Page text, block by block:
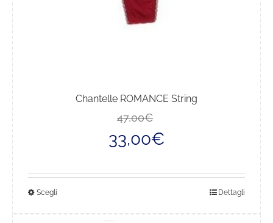
Chantelle ROMANCE String
47,00€
33,00€
Scegli Dettagli